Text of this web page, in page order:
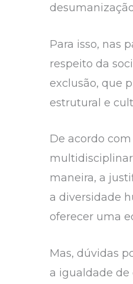
Para isso, nas
respeito da
exclusão, que
estrutural e
De acordo
maneira, a
a diversidade
oferecer uma
Mas, dúvidas
a igualdade de